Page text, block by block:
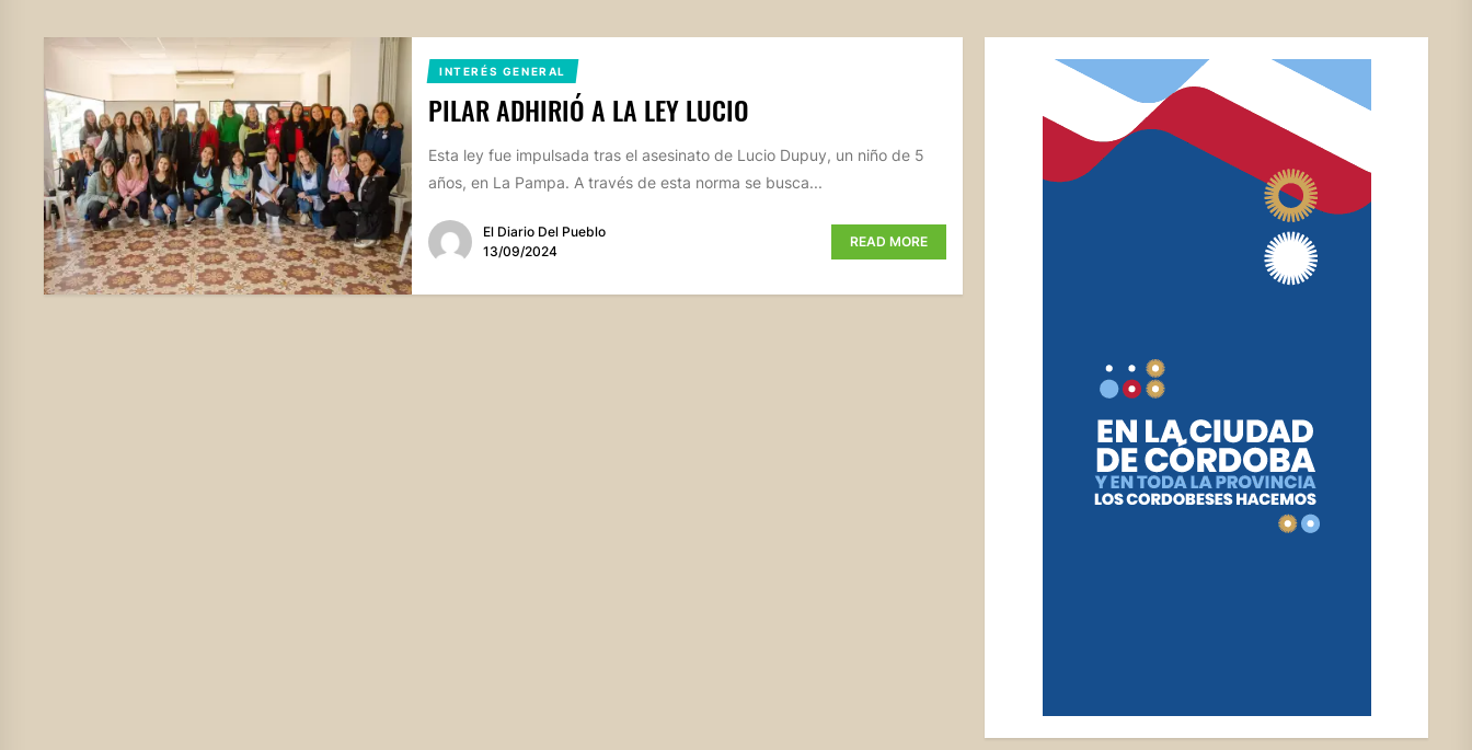
INTERÉS GENERAL
PILAR ADHIRIÓ A LA LEY LUCIO
Esta ley fue impulsada tras el asesinato de Lucio Dupuy, un niño de 5
años, en La Pampa. A través de esta norma se busca...
El Diario Del Pueblo
13/09/2024
READ MORE